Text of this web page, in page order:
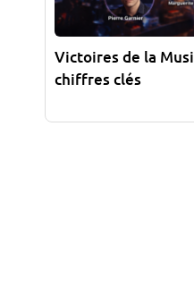
Victoires de la
chiffres clés